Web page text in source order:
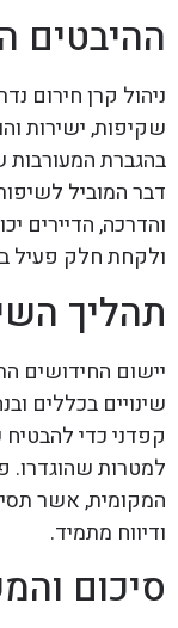
ההיבטים
ניהול קרן חירום
שקיפות, ישירות
בהגברת המעורבות
דבר המוביל
והדרכה, הדיירים
ולקחת חלק פעיל
תהליך
יישום החידושים
שינויים בכללים
קפדני כדי
למטרות שהוגדרו.
המקומית, אשר
ודיווח מתמיד.
סיכום